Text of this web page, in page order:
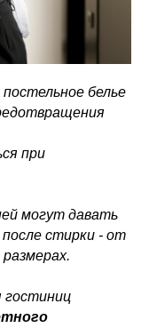
белье
при
могут давать
стирки - от
гостиниц